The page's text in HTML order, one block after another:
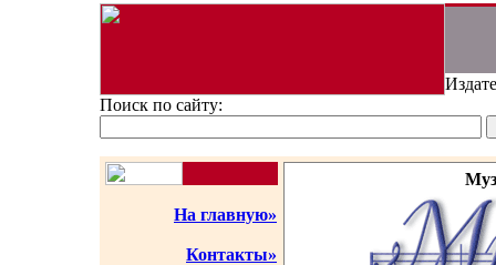
Поиск по сайту:
На главную»
Контакты»